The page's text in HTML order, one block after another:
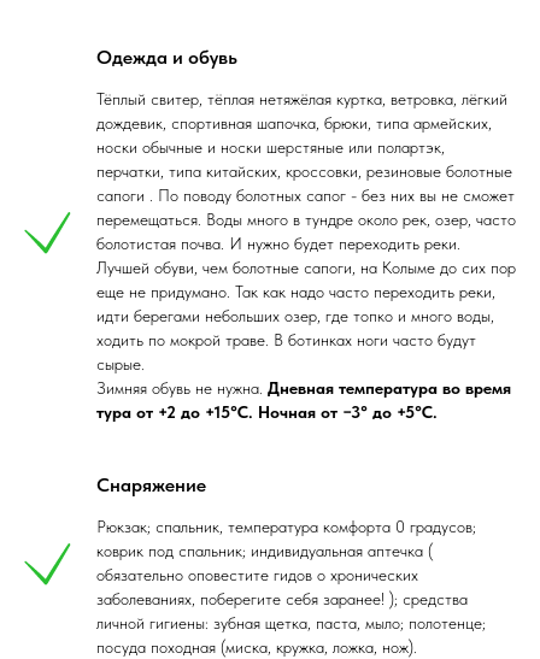
Одежда и обувь
Тёплый свитер, тёплая нетяжёлая куртка, ветровка, лёгкий
дождевик, спортивная шапочка, брюки, типа армейских,
носки обычные и носки шерстяные или полартэк,
перчатки, типа китайских, кроссовки, резиновые болотные
сапоги . По поводу болотных сапог - без них вы не сможет
перемещаться. Воды много в тундре около рек, озер, часто
болотистая почва. И нужно будет переходить реки.
Лучшей обуви, чем болотные сапоги, на Колыме до сих пор
еще не придумано. Так как надо часто переходить реки,
идти берегами небольших озер, где топко и много воды,
ходить по мокрой траве. В ботинках ноги часто будут
сырые.
Зимняя обувь не нужна. Дневная температура во время
тура от +2 до +15°С. Ночная от −3° до +5°С.
Снаряжение
Рюкзак; спальник, температура комфорта 0 градусов;
коврик под спальник; индивидуальная аптечка (
обязательно оповестите гидов о хронических
заболеваниях, поберегите себя заранее! ); средства
личной гигиены: зубная щетка, паста, мыло; полотенце;
посуда походная (миска, кружка, ложка, нож).